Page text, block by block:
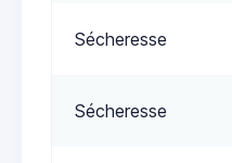
Sécheresse
Sécheresse